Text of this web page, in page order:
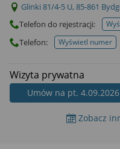
Glinki 81/4-5 U, 85-861
Telefon do rejestracji:
Telefon: Wyświetl numer
telefonu
Wizyta prywatna
Umów na pt.
Zobacz